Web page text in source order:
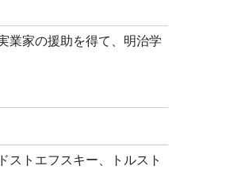
業家の援助を得て、明治学
ストエフスキー、トルスト